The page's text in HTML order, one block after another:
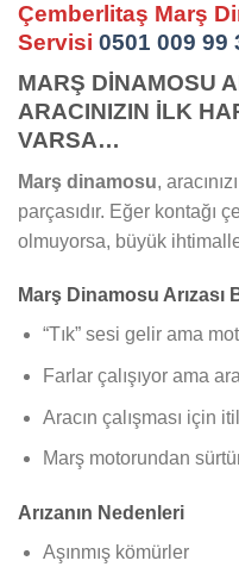
Çemberlitaş Marş
Servisi 0501 009 99
MARŞ DİNAMOSU
ARACINIZIN İLK
VARSA…
Marş dinamosu,
parçasıdır. Eğer kontağı
olmuyorsa, büyük ihtimalle
Marş Dinamosu Arızası
“Tık” sesi gelir ama
Farlar çalışıyor ama
Aracın çalışması için
Marş motorundan
Arızanın Nedenleri
Aşınmış kömürler